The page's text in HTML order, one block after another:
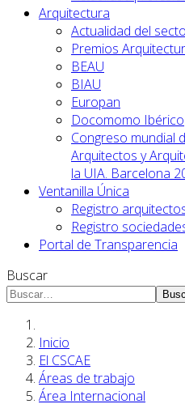
Arquitectura
Actualidad del
Premios
BEAU
BIAU
Europan
Docomomo Ibérico
Congreso mundial
Arquitectos y
la UIA. Barcelona
Ventanilla Única
Registro
Registro
Portal de Transparencia
Buscar
Inicio
El CSCAE
Áreas de trabajo
Área Internacional